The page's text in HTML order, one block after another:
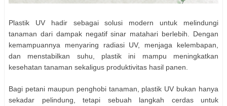
Plastik UV hadir sebagai solusi modern untuk melindungi
tanaman dari dampak negatif sinar matahari berlebih. Dengan
kemampuannya menyaring radiasi UV, menjaga kelembapan,
dan menstabilkan suhu, plastik ini mampu meningkatkan
kesehatan tanaman sekaligus produktivitas hasil panen.
Bagi petani maupun penghobi tanaman, plastik UV bukan hanya
sekadar pelindung, tetapi sebuah langkah cerdas untuk